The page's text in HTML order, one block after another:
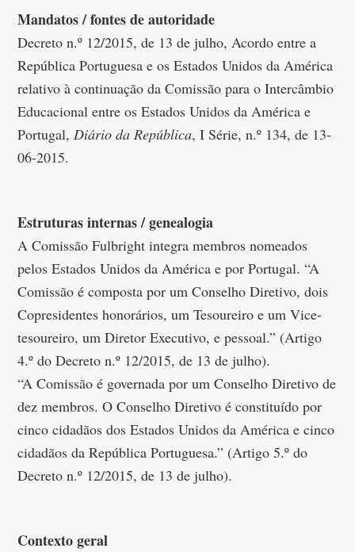
Mandatos / fontes de autoridade
Decreto n.º 12/2015, de 13 de julho, Acordo entre a
República Portuguesa e os Estados Unidos da América
relativo à continuação da Comissão para o Intercâmbio
Educacional entre os Estados Unidos da América e
Portugal,Diário da República, I Série, n.º 134, de 13-
06-2015.
Estruturas internas / genealogia
A Comissão Fulbright integra membros nomeados
pelos Estados Unidos da América e por Portugal. “A
Comissão é composta por um Conselho Diretivo, dois
Copresidentes honorários, um Tesoureiro e um Vice-
tesoureiro, um Diretor Executivo, e pessoal.” (Artigo
4.º do Decreto n.º 12/2015, de 13 de julho).
“A Comissão é governada por um Conselho Diretivo de
dez membros. O Conselho Diretivo é constituído por
cinco cidadãos dos Estados Unidos da América e cinco
cidadãos da República Portuguesa.” (Artigo 5.º do
Decreto n.º 12/2015, de 13 de julho).
Contexto geral